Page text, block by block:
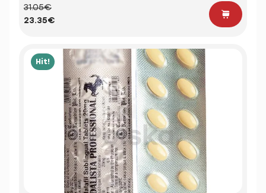
31.05€
23.35€
Hit!